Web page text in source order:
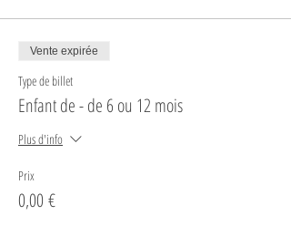
Vente expirée
Type de billet
Enfant de - de 6 ou 12 mois
Plus d'info
Prix
0,00 €